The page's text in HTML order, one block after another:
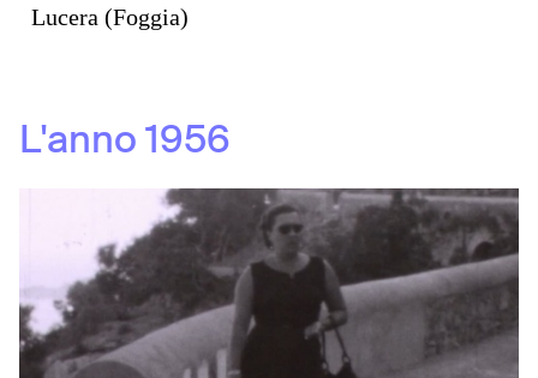
Lucera (Foggia)
L'anno1956